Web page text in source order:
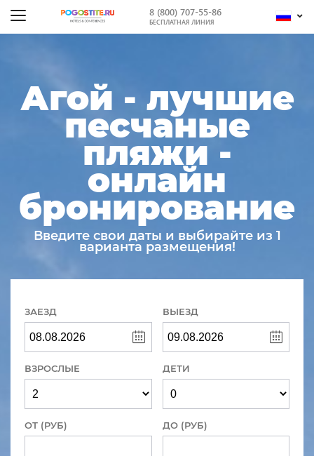
8 (800) 707-55-86
БЕСПЛАТНАЯ ЛИНИЯ
Агой - лучшие
песчаные
пляжи -
онлайн
бронирование
Введите свои даты и выбирайте из 1
варианта размещения!
ЗАЕЗД ВЫЕЗД
ВЗРОСЛЫЕ ДЕТИ
ОТ (РУБ) ДО (РУБ)